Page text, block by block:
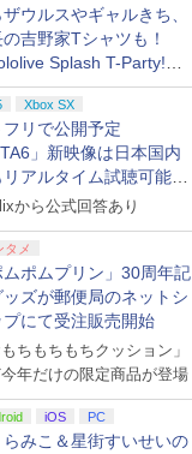
ウルスやギャルきち、
吉野家Tシャツも！
Splash T-Party!」
ャツラインナップ公開
ンライン販売開始
Xbox SX
フリで公開予定
」新映像は日本国内
アルタイム試聴可能。
も日本語字幕付き
から公式回答あり
タメ
ムポムプリン」30周年記
ズが郵便局のネットシ
プにて受注販売開始
もちもちもちクッション」
年だけの限定商品が登場
iOS PC
らみこ＆星街すいせいの